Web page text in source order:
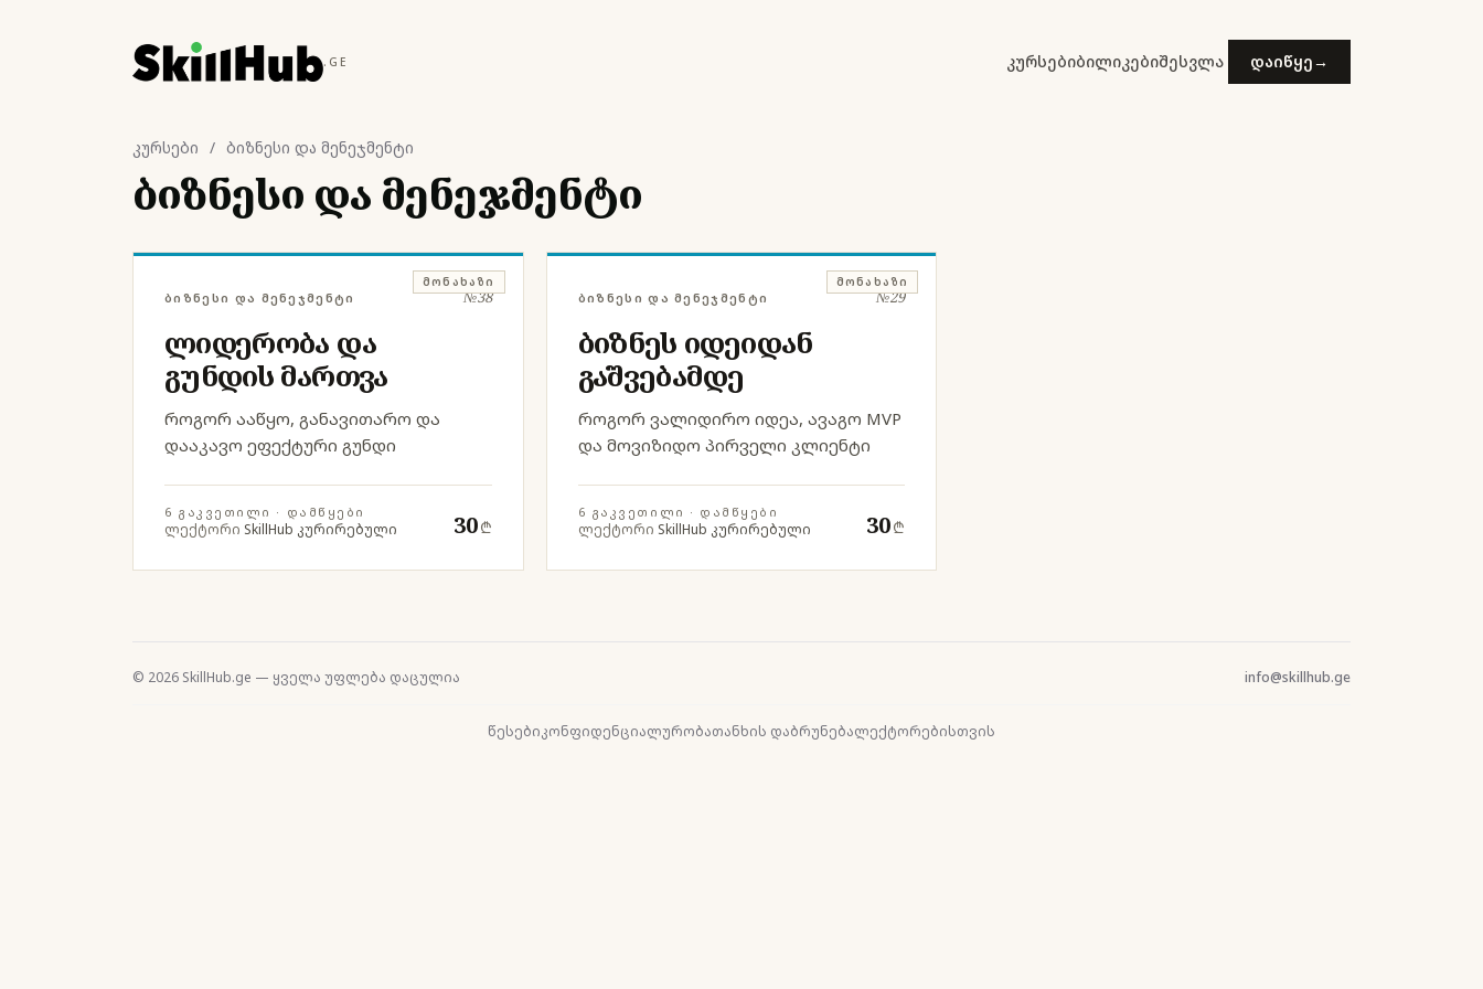
.GE კურსებიბილიკებიშესვლა დაიწყე→
კურსები / ბიზნესი და მენეჯმენტი
ბიზნესი და მენეჯმენტი
ᲛᲝᲜᲐᲮᲐᲖᲘ
ბიზნესი და მენეჯმენტი №38
ლიდერობა და
გუნდის მართვა
როგორ ააწყო, განავითარო და
დააკავო ეფექტური გუნდი
6 ᲒᲐᲙᲕᲔᲗᲘᲚᲘ · ᲓᲐᲛᲬᲧᲔᲑᲘ
ლექტორი SkillHub კურირებული 30₾
ᲛᲝᲜᲐᲮᲐᲖᲘ
ბიზნესი და მენეჯმენტი №29
ბიზნეს იდეიდან
გაშვებამდე
როგორ ვალიდირო იდეა, ავაგო MVP
და მოვიზიდო პირველი კლიენტი
6 ᲒᲐᲙᲕᲔᲗᲘᲚᲘ · ᲓᲐᲛᲬᲧᲔᲑᲘ
ლექტორი SkillHub კურირებული 30₾
© 2026 SkillHub.ge — ყველა უფლება დაცულია info@skillhub.ge
წესებიკონფიდენციალურობათანხის დაბრუნებალექტორებისთვის